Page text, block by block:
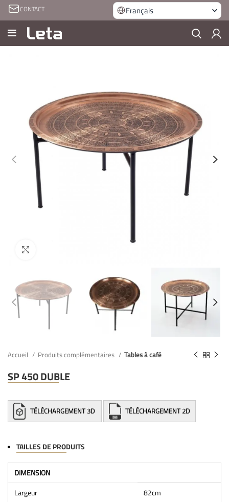
CONTACT Français
Accueil Produits complémentaires Tables à café
SP 450 DUBLE
TÉLÉCHARGEMENT 3D TÉLÉCHARGEMENT 2D
TAILLES DE PRODUITS
DIMENSION
Largeur
82cm